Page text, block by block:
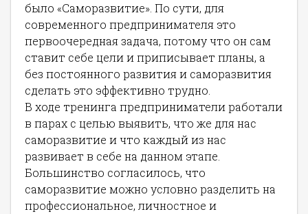
было «Саморазвитие». По сути, для
современного предпринимателя это
первоочередная задача, потому что он сам
ставит себе цели и приписывает планы, а
без постоянного развития и саморазвития
сделать это эффективно трудно.
В ходе тренинга предприниматели работали
в парах с целью выявить, что же для нас
саморазвитие и что каждый из нас
развивает в себе на данном этапе.
Большинство согласилось, что
саморазвитие можно условно разделить на
профессиональное, личностное и